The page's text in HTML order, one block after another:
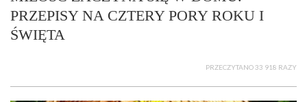
PRZEPISY NA CZTERY PORY ROKU I
ŚWIĘTA
PRZECZYTANO 33 918 RAZY